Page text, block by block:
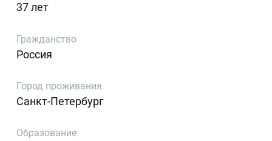
37 лет
Гражданство
Россия
Город проживания
Санкт-Петербург
Образование